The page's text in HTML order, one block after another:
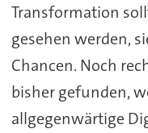
Transformation
gesehen werden,
Chancen. Noch
bisher gefunden,
allgegenwärtige